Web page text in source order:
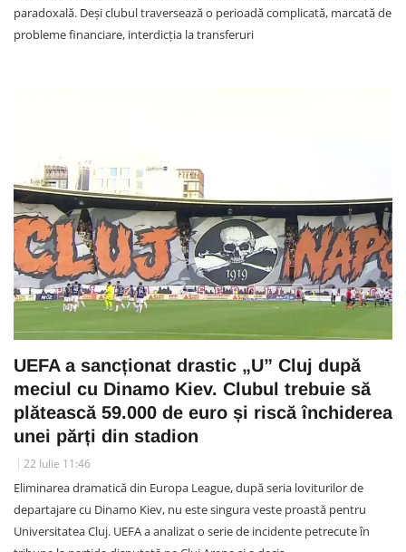
paradoxală. Deși clubul traversează o perioadă complicată, marcată de
probleme financiare, interdicția la transferuri
UEFA a sancționat drastic „U” Cluj după
meciul cu Dinamo Kiev. Clubul trebuie să
plătească 59.000 de euro și riscă închiderea
unei părți din stadion
22 Iulie 11:46
Eliminarea dramatică din Europa League, după seria loviturilor de
departajare cu Dinamo Kiev, nu este singura veste proastă pentru
Universitatea Cluj. UEFA a analizat o serie de incidente petrecute în